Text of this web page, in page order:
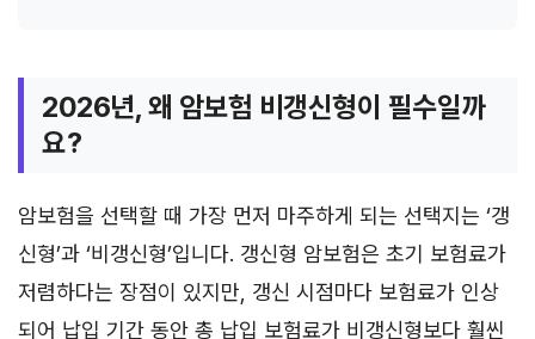
2026년, 왜 암보험 비갱신형이 필수일까
요?
암보험을 선택할 때 가장 먼저 마주하게 되는 선택지는 ‘갱
신형’과 ‘비갱신형’입니다. 갱신형 암보험은 초기 보험료가
저렴하다는 장점이 있지만, 갱신 시점마다 보험료가 인상
되어 납입 기간 동안 총 납입 보험료가 비갱신형보다 훨씬